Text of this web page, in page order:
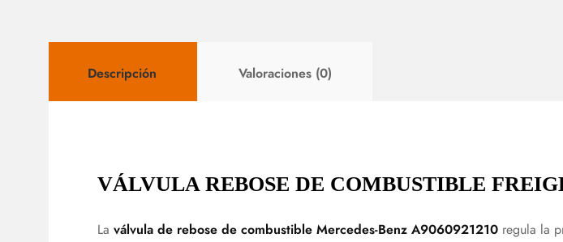
Descripción Valoraciones (0)
VÁLVULA REBOSE DE COMBUSTIBLE
La válvula de rebose de combustible Mercedes-Benz A9060921210 regula la